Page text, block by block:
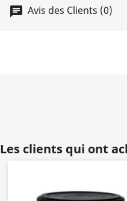
Avis des Clients (0)
Les clients qui ont